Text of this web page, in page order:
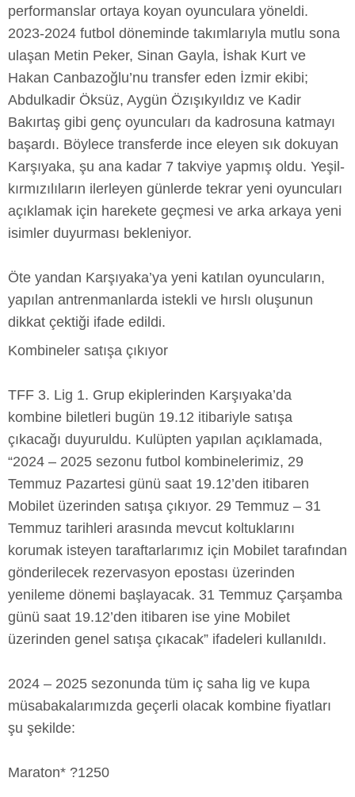
performanslar ortaya koyan oyunculara yöneldi.
2023-2024 futbol döneminde takımlarıyla mutlu sona
ulaşan Metin Peker, Sinan Gayla, İshak Kurt ve
Hakan Canbazoğlu’nu transfer eden İzmir ekibi;
Abdulkadir Öksüz, Aygün Özışıkyıldız ve Kadir
Bakırtaş gibi genç oyuncuları da kadrosuna katmayı
başardı. Böylece transferde ince eleyen sık dokuyan
Karşıyaka, şu ana kadar 7 takviye yapmış oldu. Yeşil-
kırmızılıların ilerleyen günlerde tekrar yeni oyuncuları
açıklamak için harekete geçmesi ve arka arkaya yeni
isimler duyurması bekleniyor.
Öte yandan Karşıyaka’ya yeni katılan oyuncuların,
yapılan antrenmanlarda istekli ve hırslı oluşunun
dikkat çektiği ifade edildi.
Kombineler satışa çıkıyor
TFF 3. Lig 1. Grup ekiplerinden Karşıyaka’da
kombine biletleri bugün 19.12 itibariyle satışa
çıkacağı duyuruldu. Kulüpten yapılan açıklamada,
“2024 – 2025 sezonu futbol kombinelerimiz, 29
Temmuz Pazartesi günü saat 19.12’den itibaren
Mobilet üzerinden satışa çıkıyor. 29 Temmuz – 31
Temmuz tarihleri arasında mevcut koltuklarını
korumak isteyen taraftarlarımız için Mobilet tarafından
gönderilecek rezervasyon epostası üzerinden
yenileme dönemi başlayacak. 31 Temmuz Çarşamba
günü saat 19.12’den itibaren ise yine Mobilet
üzerinden genel satışa çıkacak” ifadeleri kullanıldı.
2024 – 2025 sezonunda tüm iç saha lig ve kupa
müsabakalarımızda geçerli olacak kombine fiyatları
şu şekilde:
Maraton* ?1250